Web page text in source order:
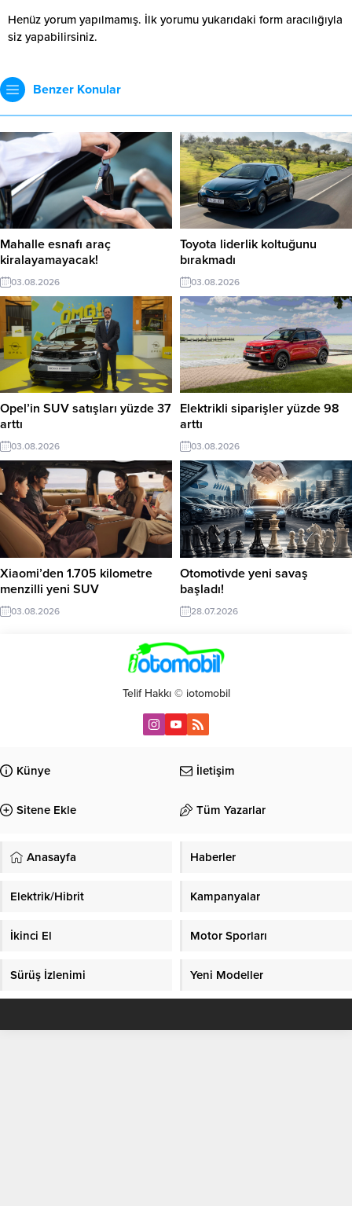
Henüz yorum yapılmamış. İlk yorumu yukarıdaki form aracılığıyla
siz yapabilirsiniz.
Benzer Konular
Mahalle esnafı araç
kiralayamayacak!
03.08.2026
Toyota liderlik koltuğunu
bırakmadı
03.08.2026
Opel’in SUV satışları yüzde 37
arttı
03.08.2026
Elektrikli siparişler yüzde 98
arttı
03.08.2026
Xiaomi’den 1.705 kilometre
menzilli yeni SUV
03.08.2026
Otomotivde yeni savaş
başladı!
28.07.2026
Telif Hakkı © iotomobil
Künye İletişim
Sitene Ekle Tüm Yazarlar
Anasayfa Haberler
Elektrik/Hibrit Kampanyalar
İkinci El Motor Sporları
Sürüş İzlenimi Yeni Modeller